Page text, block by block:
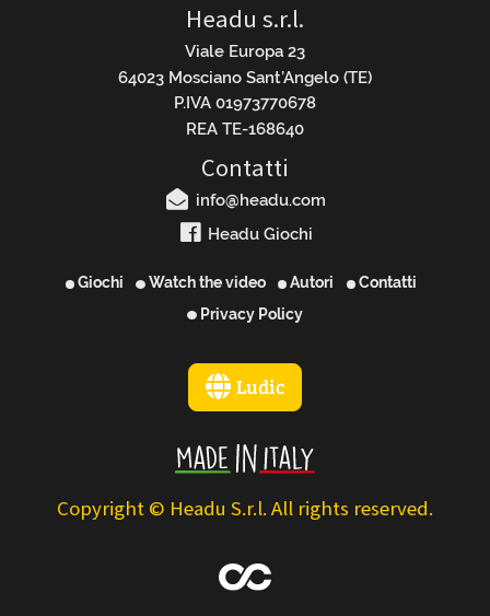
Headu s.r.l.
Viale Europa 23
64023 Mosciano Sant’Angelo (TE)
P.IVA 01973770678
REA TE-168640
Contatti
info@headu.com
Headu Giochi
Giochi Watch the video Autori
Contatti
Privacy Policy
Ludic
Copyright © Headu S.r.l. All rights reserved.